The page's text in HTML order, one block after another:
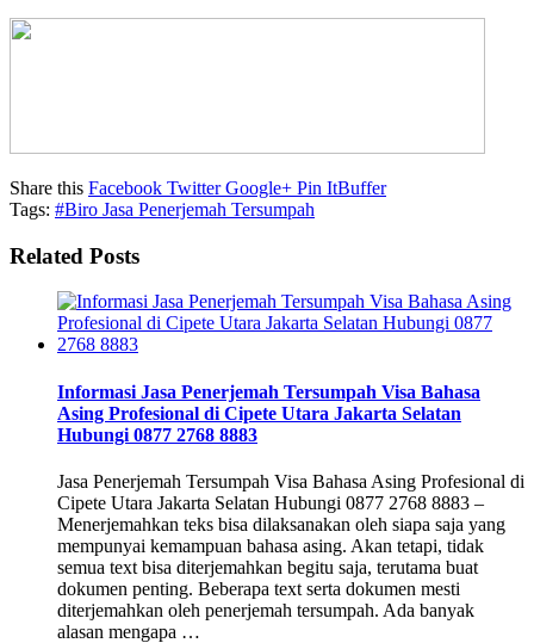
Share this Facebook TwitterGoogle+ Pin ItBuffer
Tags: #Biro Jasa Penerjemah Tersumpah
Related Posts
Informasi Jasa Penerjemah Tersumpah Visa Bahasa
Asing Profesional di Cipete Utara Jakarta Selatan
Hubungi 0877 2768 8883
Jasa Penerjemah Tersumpah Visa Bahasa Asing Profesional di
Cipete Utara Jakarta Selatan Hubungi 0877 2768 8883 –
Menerjemahkan teks bisa dilaksanakan oleh siapa saja yang
mempunyai kemampuan bahasa asing. Akan tetapi, tidak
semua text bisa diterjemahkan begitu saja, terutama buat
dokumen penting. Beberapa text serta dokumen mesti
diterjemahkan oleh penerjemah tersumpah. Ada banyak
alasan mengapa …